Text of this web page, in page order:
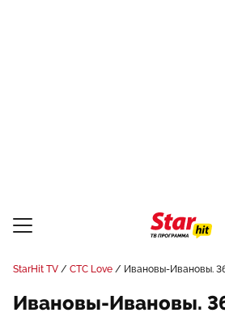
StarHit TV СТС Love Ивановы-Ивановы.
Ивановы-Ивановы.